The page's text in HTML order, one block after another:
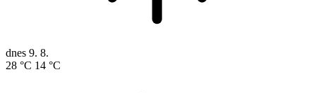
dnes 9. 8.
28 °C 14 °C